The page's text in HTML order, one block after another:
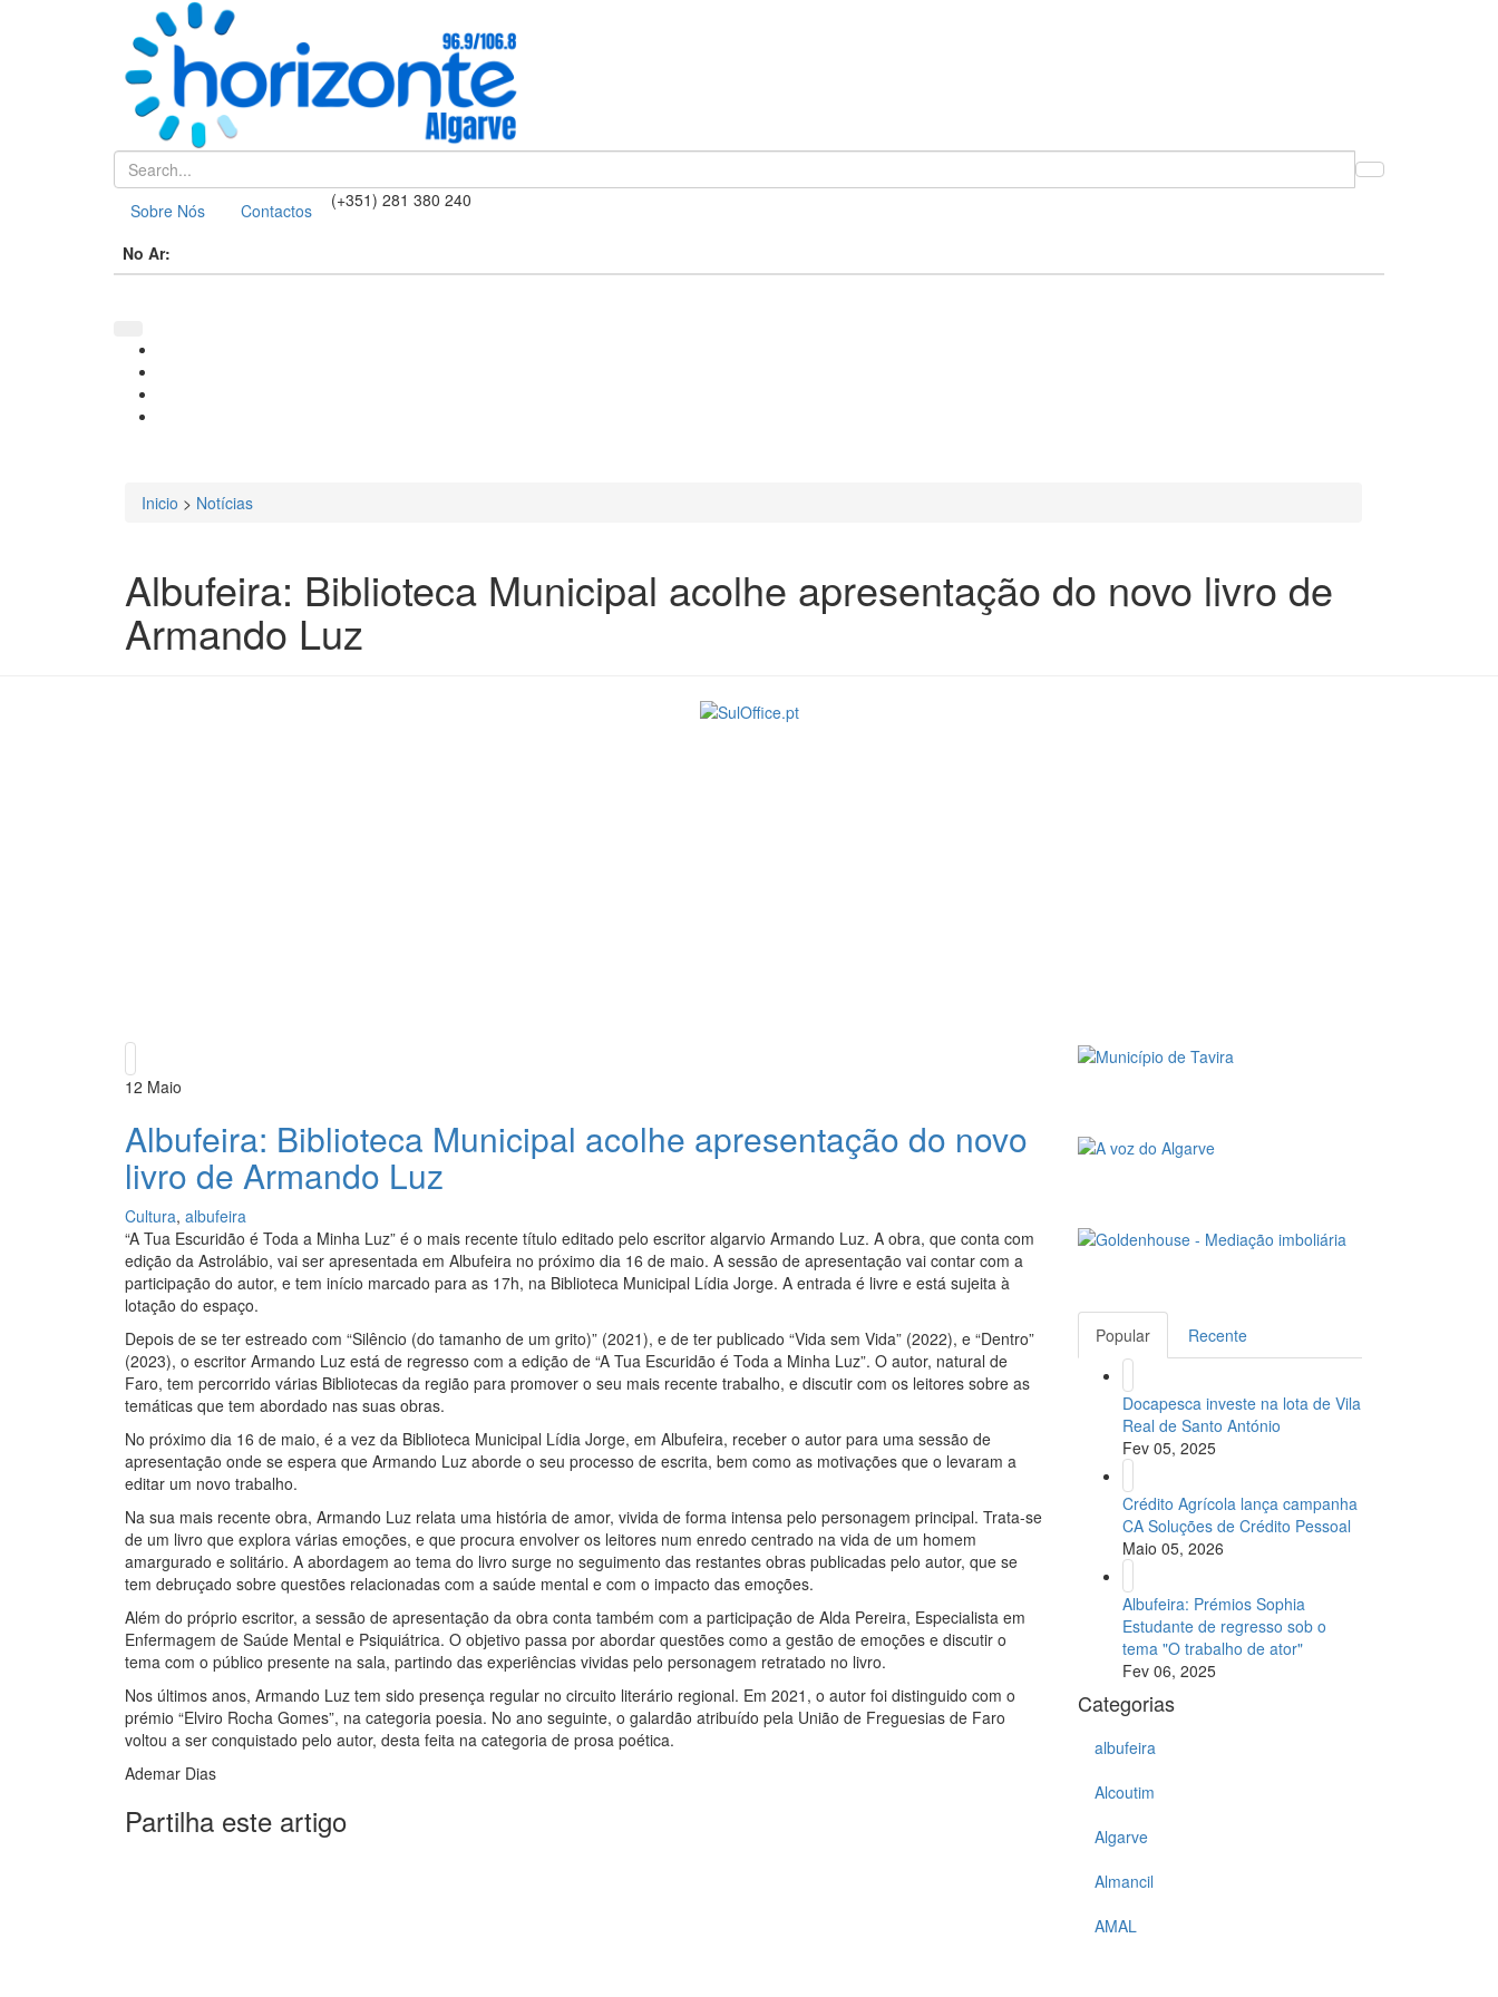
Sobre Nós Contactos (+351) 281 380 240
No Ar:
Está aqui
Inicio > Notícias
Albufeira: Biblioteca Municipal acolhe apresentação do novo livro de
Armando Luz
12 Maio
Albufeira: Biblioteca Municipal acolhe apresentação do novo
livro de Armando Luz
Cultura, albufeira
“A Tua Escuridão é Toda a Minha Luz” é o mais recente título editado pelo escritor algarvio Armando Luz. A obra, que conta com
edição da Astrolábio, vai ser apresentada em Albufeira no próximo dia 16 de maio. A sessão de apresentação vai contar com a
participação do autor, e tem início marcado para as 17h, na Biblioteca Municipal Lídia Jorge. A entrada é livre e está sujeita à
lotação do espaço.
Depois de se ter estreado com “Silêncio (do tamanho de um grito)” (2021), e de ter publicado “Vida sem Vida” (2022), e “Dentro”
(2023), o escritor Armando Luz está de regresso com a edição de “A Tua Escuridão é Toda a Minha Luz”. O autor, natural de
Faro, tem percorrido várias Bibliotecas da região para promover o seu mais recente trabalho, e discutir com os leitores sobre as
temáticas que tem abordado nas suas obras.
No próximo dia 16 de maio, é a vez da Biblioteca Municipal Lídia Jorge, em Albufeira, receber o autor para uma sessão de
apresentação onde se espera que Armando Luz aborde o seu processo de escrita, bem como as motivações que o levaram a
editar um novo trabalho.
Na sua mais recente obra, Armando Luz relata uma história de amor, vivida de forma intensa pelo personagem principal. Trata-se
de um livro que explora várias emoções, e que procura envolver os leitores num enredo centrado na vida de um homem
amargurado e solitário. A abordagem ao tema do livro surge no seguimento das restantes obras publicadas pelo autor, que se
tem debruçado sobre questões relacionadas com a saúde mental e com o impacto das emoções.
Além do próprio escritor, a sessão de apresentação da obra conta também com a participação de Alda Pereira, Especialista em
Enfermagem de Saúde Mental e Psiquiátrica. O objetivo passa por abordar questões como a gestão de emoções e discutir o
tema com o público presente na sala, partindo das experiências vividas pelo personagem retratado no livro.
Nos últimos anos, Armando Luz tem sido presença regular no circuito literário regional. Em 2021, o autor foi distinguido com o
prémio “Elviro Rocha Gomes”, na categoria poesia. No ano seguinte, o galardão atribuído pela União de Freguesias de Faro
voltou a ser conquistado pelo autor, desta feita na categoria de prosa poética.
Ademar Dias
Partilha este artigo
Popular Recente
Docapesca investe na lota de Vila
Real de Santo António
Fev 05, 2025
Crédito Agrícola lança campanha
CA Soluções de Crédito Pessoal
Maio 05, 2026
Albufeira: Prémios Sophia
Estudante de regresso sob o
tema "O trabalho de ator"
Fev 06, 2025
Categorias
albufeira
Alcoutim
Algarve
Almancil
AMAL